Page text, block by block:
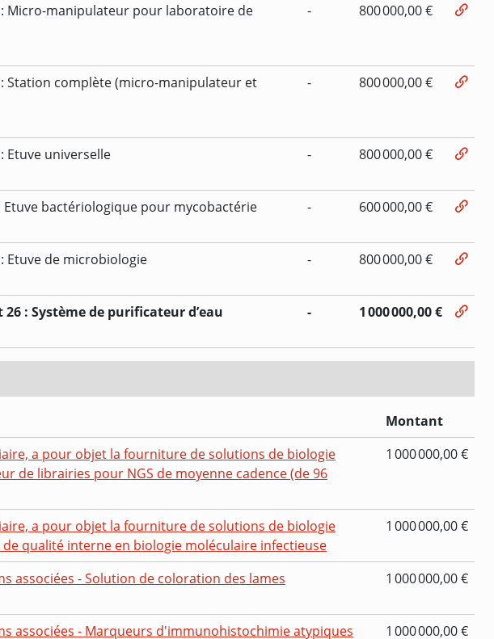
20 : Micro-manipulateur pour laboratoire de
- 800 000,00 €
21 : Station complète (micro-manipulateur et
- 800 000,00 €
: Etuve universelle
- 800 000,00 €
: Etuve bactériologique pour mycobactérie
- 600 000,00 €
: Etuve de microbiologie
- 800 000,00 €
26 : Système de purificateur d’eau
- 1 000 000,00 €
Montant
a pour objet la fourniture de solutions de biologie
de librairies pour NGS de moyenne cadence (de 96
1 000 000,00 €
a pour objet la fourniture de solutions de biologie
qualité interne en biologie moléculaire infectieuse
1 000 000,00 €
associées - Solution de coloration des lames
1 000 000,00 €
associées - Marqueurs d'immunohistochimie atypiques
1 000 000,00 €